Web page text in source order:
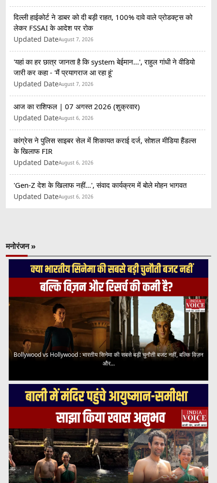
दिल्ली हाईकोर्ट ने डाबर को दी बड़ी राहत, 100% दावे वाले प्रोडक्ट्स को
लेकर FSSAI के आदेश पर रोक
Updated DateAugust 7, 2026
'यहां का हर छात्र जानता है कि system बेईमान...', राहुल गांधी ने वीडियो
जारी कर कहा - 'मैं प्रयागराज आ रहा हूं'
Updated DateAugust 7, 2026
आज का राशिफल | 07 अगस्त 2026 (शुक्रवार)
Updated DateAugust 6, 2026
कांग्रेस ने पुलिस साइबर सेल में शिकायत कराई दर्ज, सोशल मीडिया हैंडल्स
के खिलाफ FIR
Updated DateAugust 6, 2026
'Gen-Z देश के खिलाफ नहीं...', संवाद कार्यक्रम में बोले मोहन भागवत
Updated DateAugust 6, 2026
मनोरंजन »
Bollywood vs Hollywood : भारतीय सिनेमा की सबसे बड़ी चुनौती बजट नहीं, बल्कि विज़न
और...